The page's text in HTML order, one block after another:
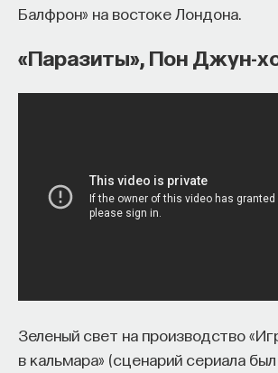
Балфрон» на востоке Лондона.
«Паразиты», Пон Джун-
Зеленый свет на производство
в кальмара» (сценарий сериала